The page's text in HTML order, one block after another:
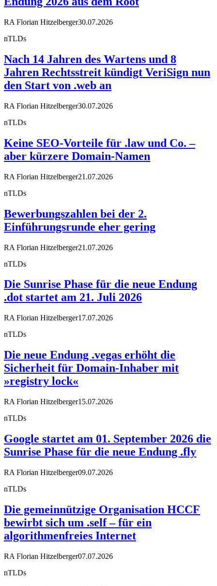
RA Florian Hitzelberger30.07.2026
nTLDs
Nach 14 Jahren des Wartens und 8
Jahren Rechtsstreit kündigt VeriSign nun
den Start von .web an
RA Florian Hitzelberger30.07.2026
nTLDs
Keine SEO-Vorteile für .law und Co. –
aber kürzere Domain-Namen
RA Florian Hitzelberger21.07.2026
nTLDs
Bewerbungszahlen bei der 2.
Einführungsrunde eher gering
RA Florian Hitzelberger21.07.2026
nTLDs
Die Sunrise Phase für die neue Endung
.dot startet am 21. Juli 2026
RA Florian Hitzelberger17.07.2026
nTLDs
Die neue Endung .vegas erhöht die
Sicherheit für Domain-Inhaber mit
»registry lock«
RA Florian Hitzelberger15.07.2026
nTLDs
Google startet am 01. September 2026 die
Sunrise Phase für die neue Endung .fly
RA Florian Hitzelberger09.07.2026
nTLDs
Die gemeinnützige Organisation HCCF
bewirbt sich um .self – für ein
algorithmenfreies Internet
RA Florian Hitzelberger07.07.2026
nTLDs